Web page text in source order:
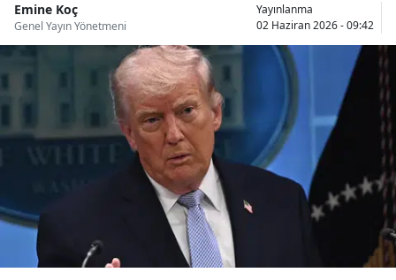
Burdur
Bursa
Çanakkale
Çankırı
Çorum
Denizli
Diyarbakır
Emine Koç
Genel Yayın Yönetmeni
Yayınlanma
02 Haziran 2026 - 09:42